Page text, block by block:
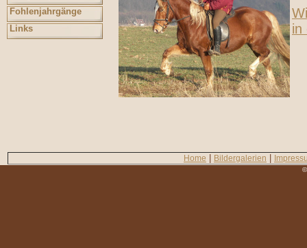
Fohlenjahrgänge
Links
in
Home Bildergalerien